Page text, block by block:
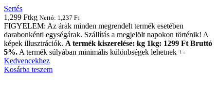
Sertés
1,299 Ftkg Nettó: 1,237 Ft
FIGYELEM: Az árak minden megrendelt termék esetében
darabonkénti egységárak. Szállítás a megjelölt napokon történik! A
képek illusztrációk. A termék kiszerelése: kg 1kg: 1299 Ft Bruttó
5%. A termék súlyában minimális különbségek lehetnek +-
Kedvencekhez
Kosárba teszem